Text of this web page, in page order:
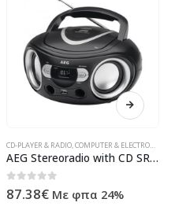
CONSUMER ELECTRONIC,ΠΡΟΪΌΝΤΑ ΠΛΗΡΟΦΟΡΙΚΉΣ
CD-PLAYER & RADIO,COMPUTER & ELECTRONIC
AEG Stereoradio with CD SR 4374 (black)
0out of 5
87.38€ Με φπα 24%